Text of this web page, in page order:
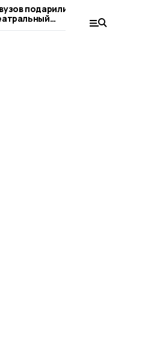
подарили
России»